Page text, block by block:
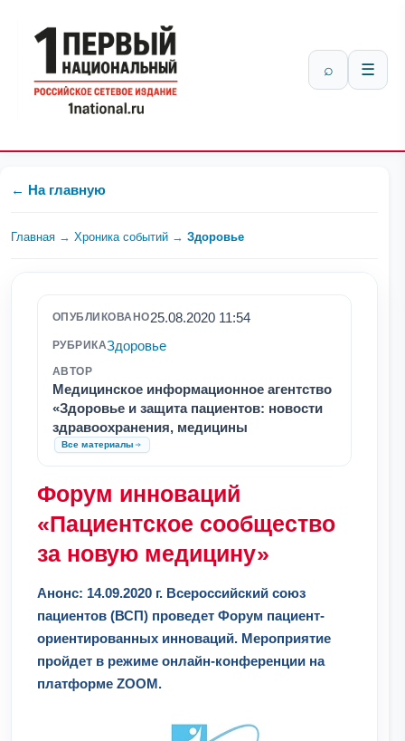
⌕ ☰
← На главную
Главная → Хроника событий → Здоровье
ОПУБЛИКОВАНО25.08.2020 11:54
РУБРИКАЗдоровье
АВТОР
Медицинское информационное агентство
«Здоровье и защита пациентов: новости
здравоохранения, медицины
Все материалы
Форум инноваций
«Пациентское сообщество
за новую медицину»
Анонс: 14.09.2020 г. Всероссийский союз
пациентов (ВСП) проведет Форум пациент-
ориентированных инноваций. Мероприятие
пройдет в режиме онлайн-конференции на
платформе ZOOM.